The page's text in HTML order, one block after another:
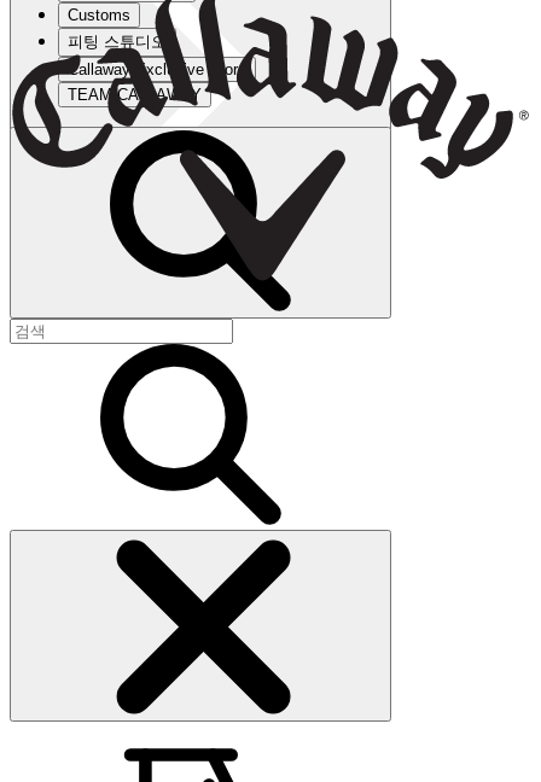
Customs
피팅 스튜디오
Callaway Exclusive Store
TEAM CALLAWAY